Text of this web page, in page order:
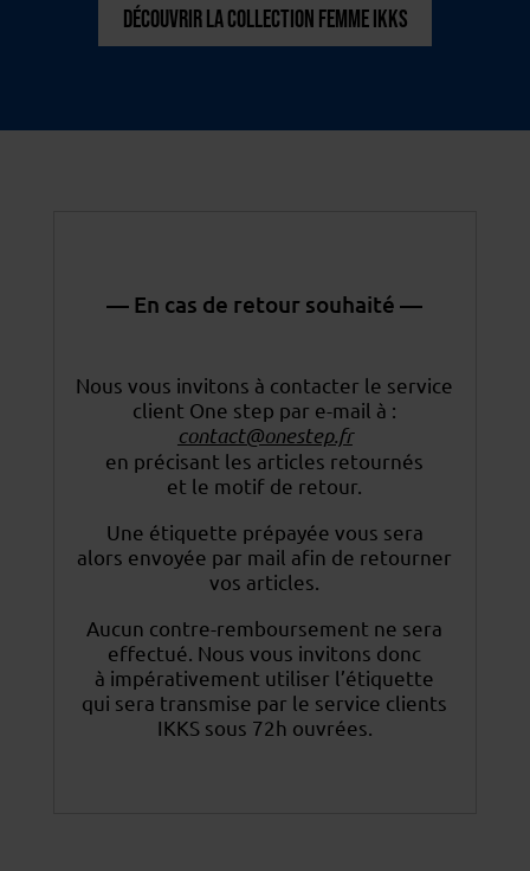
DÉCOUVRIR LA COLLECTION FEMME IKKS
— En cas de retour souhaité —
Nous vous invitons à contacter le service
client One step par e-mail à :
contact@onestep.fr
en précisant les articles retournés
et le motif de retour.
Une étiquette prépayée vous sera
alors envoyée par mail afin de retourner
vos articles.
Aucun contre-remboursement ne sera
effectué. Nous vous invitons donc
à impérativement utiliser l’étiquette
qui sera transmise par le service clients
IKKS sous 72h ouvrées.